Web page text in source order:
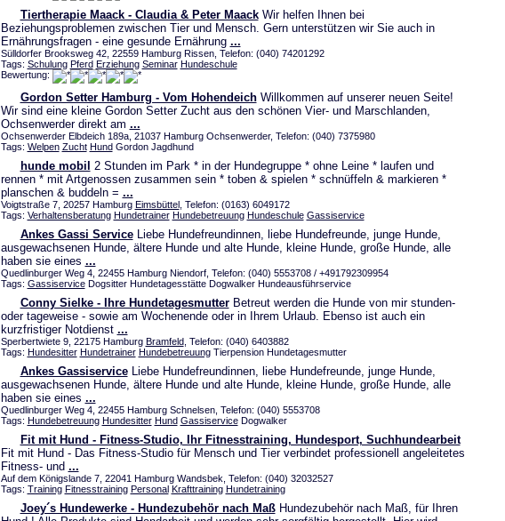
Tiertherapie Maack - Claudia & Peter MaackWir helfen Ihnen bei
Beziehungsproblemen zwischen Tier und Mensch. Gern unterstützen wir Sie auch in
Ernährungsfragen - eine gesunde Ernährung ...
Sülldorfer Brooksweg 42, 22559 Hamburg Rissen, Telefon: (040) 74201292
Tags: Schulung Pferd Erziehung Seminar Hundeschule
Bewertung:
Gordon Setter Hamburg - Vom HohendeichWillkommen auf unserer neuen Seite!
Wir sind eine kleine Gordon Setter Zucht aus den schönen Vier- und Marschlanden,
Ochsenwerder direkt am ...
Ochsenwerder Elbdeich 189a, 21037 Hamburg Ochsenwerder, Telefon: (040) 7375980
Tags: Welpen Zucht HundGordon Jagdhund
hunde mobil 2 Stunden im Park * in der Hundegruppe * ohne Leine * laufen und
rennen * mit Artgenossen zusammen sein * toben & spielen * schnüffeln & markieren *
planschen & buddeln = ...
Voigtstraße 7, 20257 Hamburg Eimsbüttel, Telefon: (0163) 6049172
Tags: Verhaltensberatung Hundetrainer Hundebetreuung Hundeschule Gassiservice
Ankes Gassi ServiceLiebe Hundefreundinnen, liebe Hundefreunde, junge Hunde,
ausgewachsenen Hunde, ältere Hunde und alte Hunde, kleine Hunde, große Hunde, alle
haben sie eines ...
Quedlinburger Weg 4, 22455 Hamburg Niendorf, Telefon: (040) 5553708 / +491792309954
Tags: GassiserviceDogsitter Hundetagesstätte Dogwalker Hundeausführservice
Conny Sielke - Ihre HundetagesmutterBetreut werden die Hunde von mir stunden-
oder tageweise - sowie am Wochenende oder in Ihrem Urlaub. Ebenso ist auch ein
kurzfristiger Notdienst ...
Sperbertwiete 9, 22175 Hamburg Bramfeld, Telefon: (040) 6403882
Tags: Hundesitter Hundetrainer HundebetreuungTierpension Hundetagesmutter
Ankes GassiserviceLiebe Hundefreundinnen, liebe Hundefreunde, junge Hunde,
ausgewachsenen Hunde, ältere Hunde und alte Hunde, kleine Hunde, große Hunde, alle
haben sie eines ...
Quedlinburger Weg 4, 22455 Hamburg Schnelsen, Telefon: (040) 5553708
Tags: Hundebetreuung Hundesitter Hund GassiserviceDogwalker
Fit mit Hund - Fitness-Studio, Ihr Fitnesstraining, Hundesport, Suchhundearbeit
Fit mit Hund - Das Fitness-Studio für Mensch und Tier verbindet professionell angeleitetes
Fitness- und ...
Auf dem Königslande 7, 22041 Hamburg Wandsbek, Telefon: (040) 32032527
Tags: Training Fitnesstraining Personal Krafttraining Hundetraining
Joey´s Hundewerke - Hundezubehör nach MaßHundezubehör nach Maß, für Ihren